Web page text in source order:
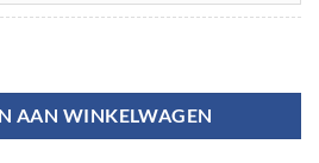
AAN WINKELWAGEN